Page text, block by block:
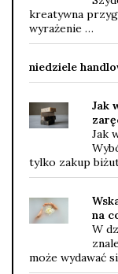
kreatywna
wyrażenie …
niedziele
Jak
Jak
tylko zakup
na
W
może wydawać